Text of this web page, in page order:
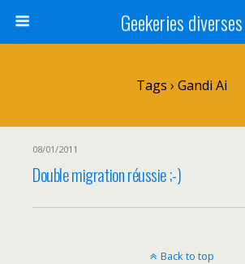
Geekeries diverses
Tags › Gandi Ai
08/01/2011
Double migration réussie ;-)
Back to top